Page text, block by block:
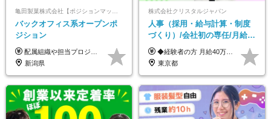
バックオフィス系オープンポ
ジション
配属組織や担当プロジェクトにより異なります。 想定年収：450万円～1100万円 ※ご経験やスキルに応じて決定します。 ※上記想定年収はあくまでも目安の金額であり、 選考を通じて上下する可能性があります。
新潟県
株式会社クリスタルジャパン
人事（採用・給与計算・制度
づくり）/会社初の専任/月給40
万円～可/残業10h/土日祝休み/
年休120日以上
◆経験者の方 月給40万円～65万円＋賞与年2回 【給与イメージ】 人事経験5年程度：月給45万円～ ◆未経験の方 月給35万円～65万円＋賞与年2回 ※経験・スキルを考慮のうえ、優遇いたします。 ※試用期間は3ヶ月です。期間中の給与・待遇に変更はありません。 ※上記月給には、固定残業代（月45時間分／8.8万円～16.5万円）を含みます。 ※固定残業時間を超過した場合は、超過分を別途全額支給いたします。 【固定残業代について】 固定残業45時間分（88,000円～165,000円）を含む ※超過分は別途全額支給
東京都